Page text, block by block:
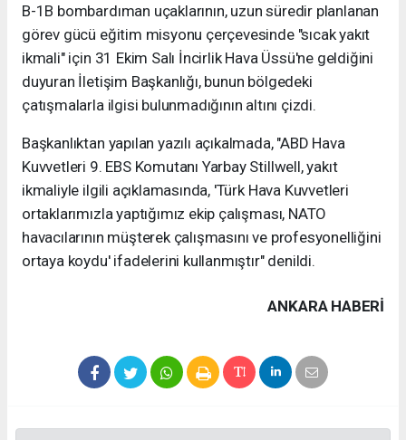
B-1B bombardıman uçaklarının, uzun süredir planlanan
görev gücü eğitim misyonu çerçevesinde "sıcak yakıt
ikmali" için 31 Ekim Salı İncirlik Hava Üssü'ne geldiğini
duyuran İletişim Başkanlığı, bunun bölgedeki
çatışmalarla ilgisi bulunmadığının altını çizdi.
Başkanlıktan yapılan yazılı açıkalmada, "ABD Hava
Kuvvetleri 9. EBS Komutanı Yarbay Stillwell, yakıt
ikmaliyle ilgili açıklamasında, 'Türk Hava Kuvvetleri
ortaklarımızla yaptığımız ekip çalışması, NATO
havacılarının müşterek çalışmasını ve profesyonelliğini
ortaya koydu' ifadelerini kullanmıştır" denildi.
ANKARA HABERİ